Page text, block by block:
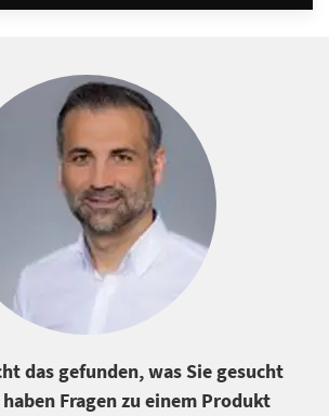
das gefunden, was Sie gesucht
Fragen zu einem Produkt